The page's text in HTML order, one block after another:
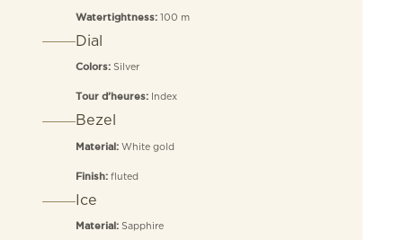
Watertightness: 100 m
Dial
Colors: Silver
Tour d’heures: Index
Bezel
Material: White gold
Finish: fluted
Ice
Material: Sapphire